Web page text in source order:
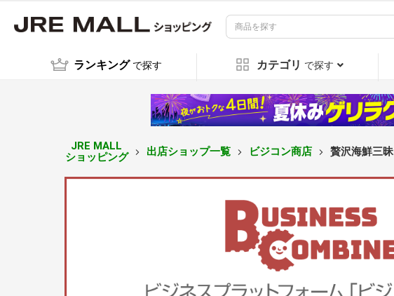
ランキング で探す カテゴリ で探す
JRE MALL
ショッピング
出店ショップ一覧 ビジコン商店 贅沢海鮮三昧